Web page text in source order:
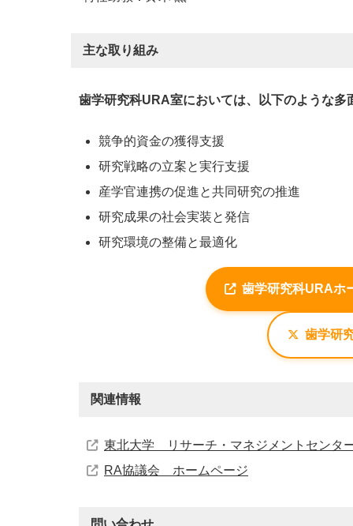
主な取り組み
歯学研究科URA室においては、以下のような多
競争的資金の獲得支援
研究戦略の立案と実行支援
産学官連携の促進と共同研究の推進
研究成果の社会実装と発信
研究環境の整備と最適化
歯学研究科URAホ
歯学研
関連情報
東北大学 リサーチ・マネジメントセンタ
RA協議会 ホームページ